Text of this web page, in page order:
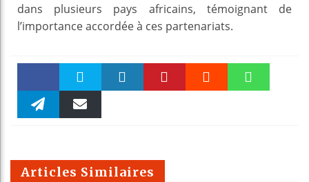
dans plusieurs pays africains, témoignant de
l’importance accordée à ces partenariats.
Faceboo Twitter
m
Articles Similaires